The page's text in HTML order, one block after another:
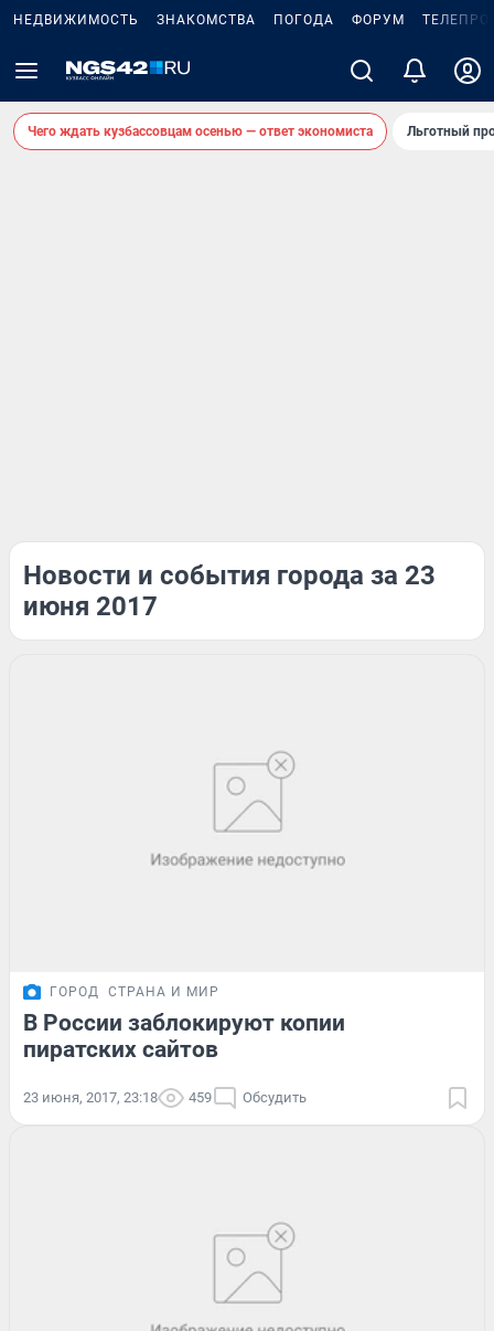
НЕДВИЖИМОСТЬ ЗНАКОМСТВА ПОГОДА ФОРУМ
Чего ждать кузбассовцам осенью — ответ экономиста Льготный
Новости и события города за 23
июня 2017
ГОРОД СТРАНА И МИР
В России заблокируют копии
пиратских сайтов
23 июня, 2017, 23:18 459 Обсудить